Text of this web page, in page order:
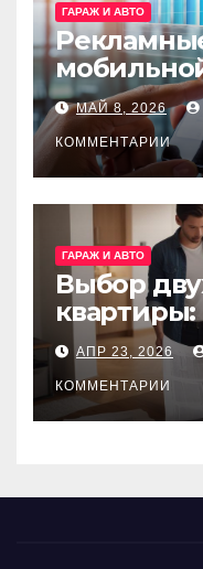
ГАРАЖ И АВТО
ключевые
принципы
МАЙ 8, 2026
КОММЕНТАРИИ
ГАРАЖ И АВТО
Выбор
проверка
АПР 23, 2026
КОММЕНТАРИИ